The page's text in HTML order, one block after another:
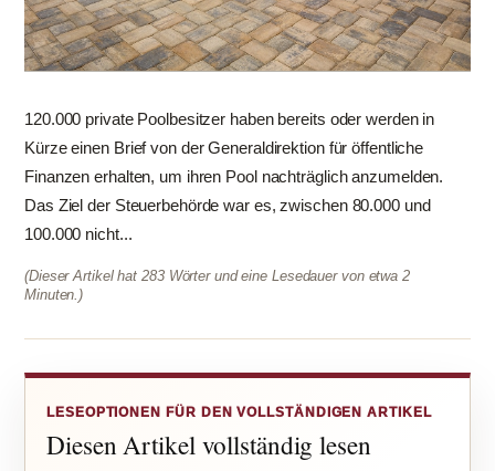
120.000 private Poolbesitzer haben bereits oder werden in
Kürze einen Brief von der Generaldirektion für öffentliche
Finanzen erhalten, um ihren Pool nachträglich anzumelden.
Das Ziel der Steuerbehörde war es, zwischen 80.000 und
100.000 nicht...
(Dieser Artikel hat 283 Wörter und eine Lesedauer von etwa 2
Minuten.)
LESEOPTIONEN FÜR DEN VOLLSTÄNDIGEN ARTIKEL
Diesen Artikel vollständig lesen